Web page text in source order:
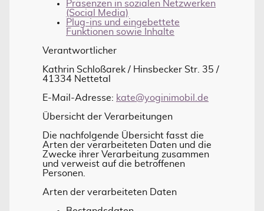
Präsenzen in sozialen Netzwerken
(Social Media)
Plug-ins und eingebettete
Funktionen sowie Inhalte
Verantwortlicher
Kathrin Schloßarek / Hinsbecker Str. 35 /
41334 Nettetal
E-Mail-Adresse: kate@yoginimobil.de
Übersicht der Verarbeitungen
Die nachfolgende Übersicht fasst die
Arten der verarbeiteten Daten und die
Zwecke ihrer Verarbeitung zusammen
und verweist auf die betroffenen
Personen.
Arten der verarbeiteten Daten